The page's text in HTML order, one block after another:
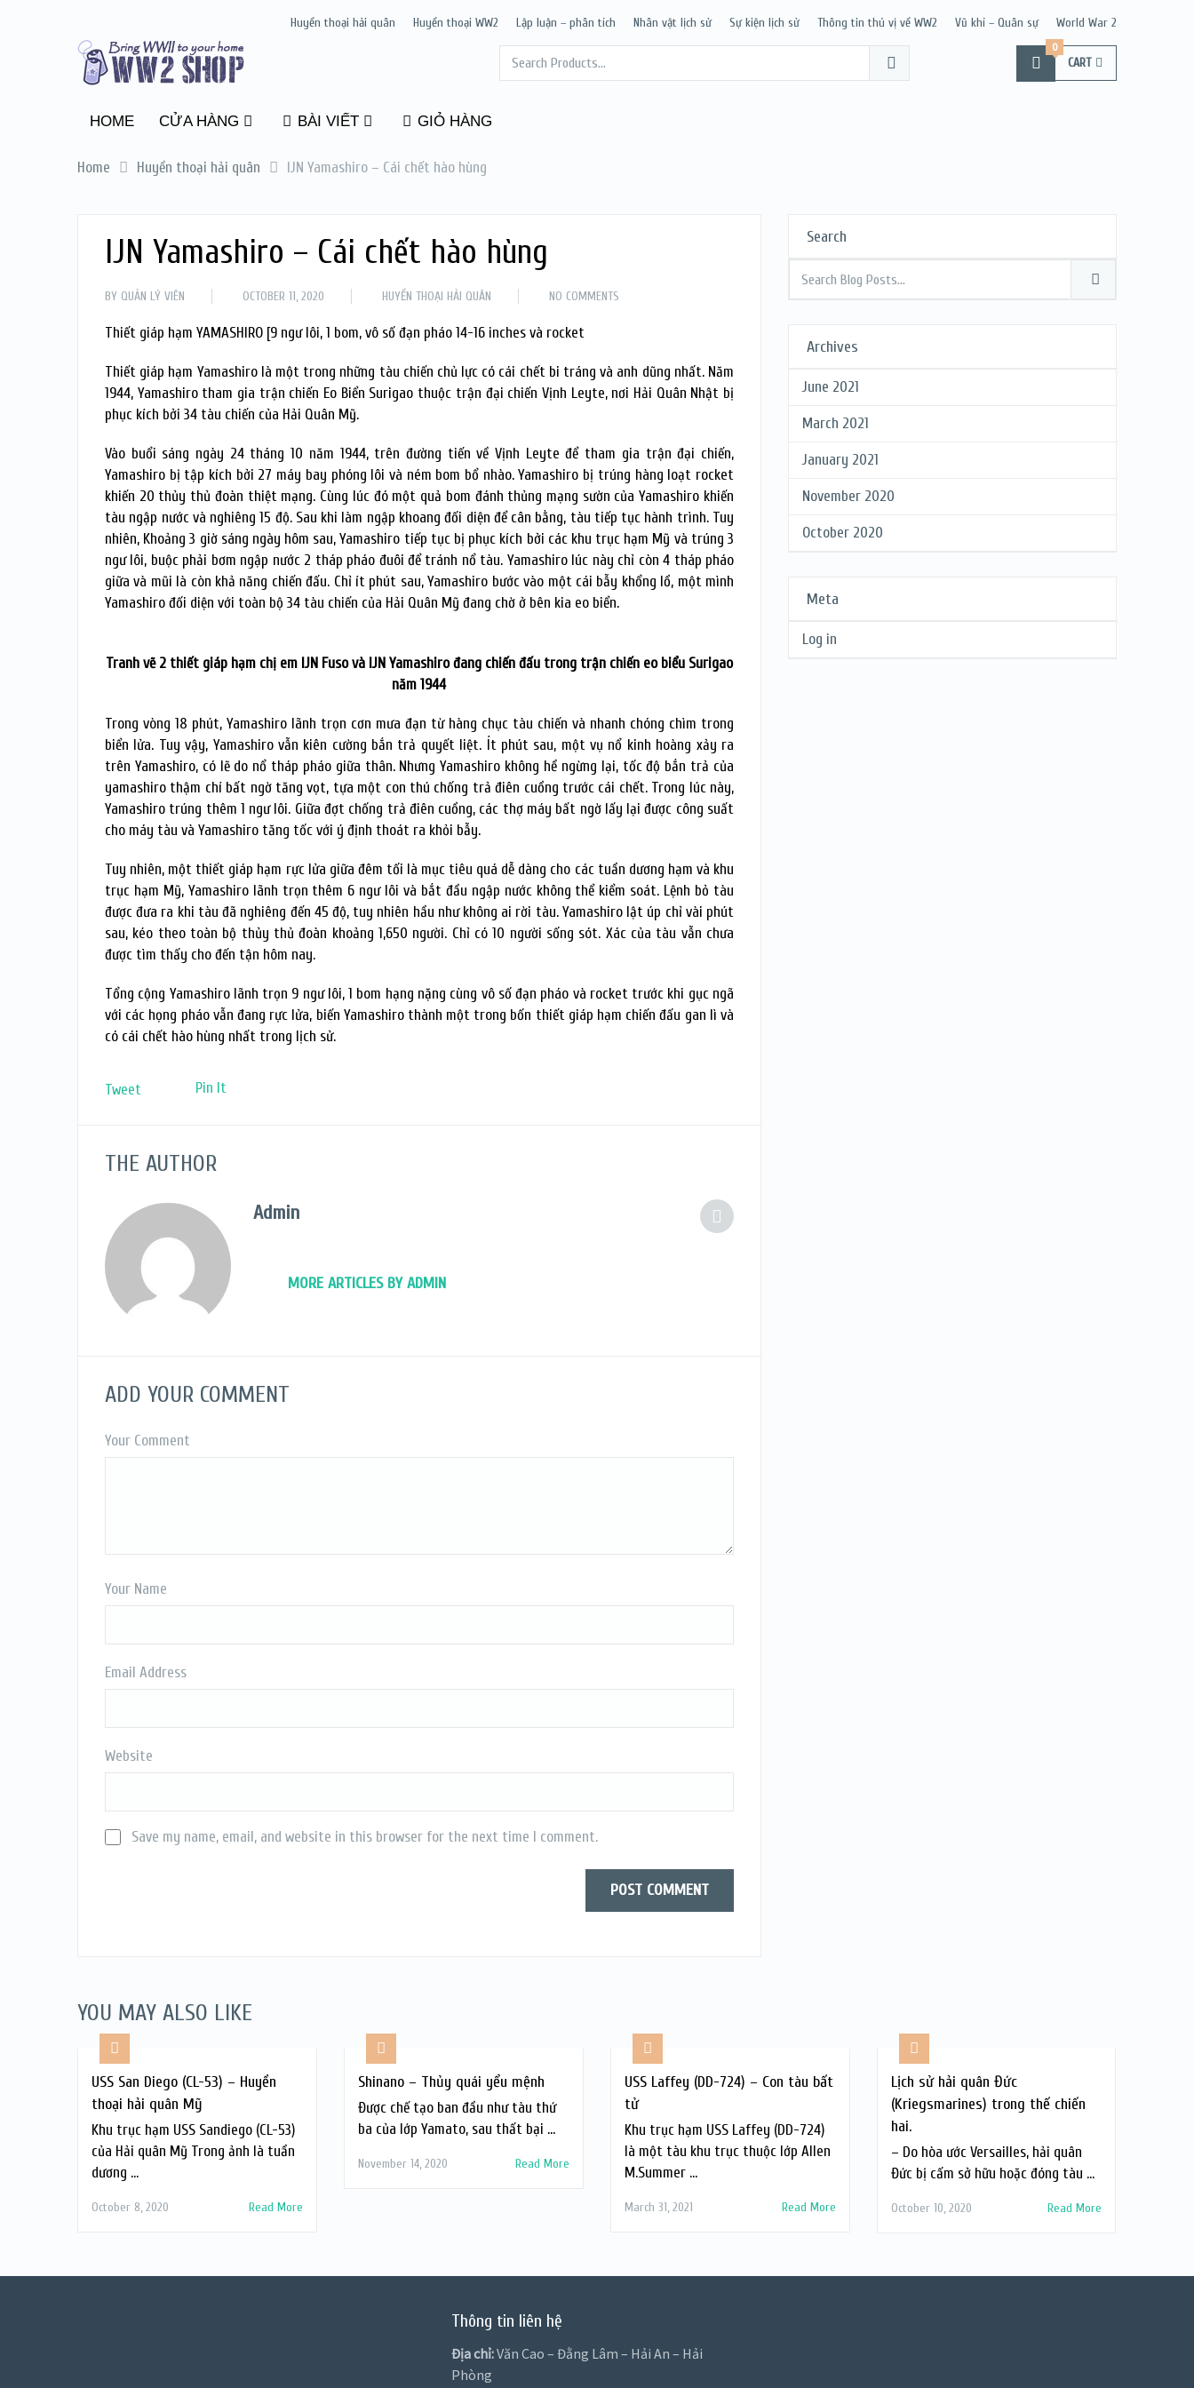
Huyền thoại hải quân Huyền thoại WW2 Lập luận – phân tích Nhân vật lịch sử Sự kiện lịch sử Thông tin thú vị về WW2 Vũ khí – Quân sự World War 2
CART
0
HOME CỬA HÀNG BÀI VIẾT GIỎ HÀNG
Home Huyền thoại hải quân IJN Yamashiro – Cái chết hào hùng
IJN Yamashiro – Cái chết hào hùng
BY QUẢN LÝ VIÊN OCTOBER 11, 2020 HUYỀN THOẠI HẢI QUÂN NO COMMENTS
Thiết giáp hạm YAMASHIRO [9 ngư lôi, 1 bom, vô số đạn pháo 14-16 inches và rocket
Thiết giáp hạm Yamashiro là một trong những tàu chiến chủ lực có cái chết bi tráng và anh dũng nhất. Năm
1944, Yamashiro tham gia trận chiến Eo Biển Surigao thuộc trận đại chiến Vịnh Leyte, nơi Hải Quân Nhật bị
phục kích bởi 34 tàu chiến của Hải Quân Mỹ.
Vào buổi sáng ngày 24 tháng 10 năm 1944, trên đường tiến về Vịnh Leyte để tham gia trận đại chiến,
Yamashiro bị tập kích bởi 27 máy bay phóng lôi và ném bom bổ nhào. Yamashiro bị trúng hàng loạt rocket
khiến 20 thủy thủ đoàn thiệt mạng. Cùng lúc đó một quả bom đánh thủng mạng sườn của Yamashiro khiến
tàu ngập nước và nghiêng 15 độ. Sau khi làm ngập khoang đối diện để cân bằng, tàu tiếp tục hành trình. Tuy
nhiên, Khoảng 3 giờ sáng ngày hôm sau, Yamashiro tiếp tục bị phục kích bởi các khu trục hạm Mỹ và trúng 3
ngư lôi, buộc phải bơm ngập nước 2 tháp pháo đuôi để tránh nổ tàu. Yamashiro lúc này chỉ còn 4 tháp pháo
giữa và mũi là còn khả năng chiến đấu. Chỉ ít phút sau, Yamashiro bước vào một cái bẫy khổng lồ, một mình
Yamashiro đối diện với toàn bộ 34 tàu chiến của Hải Quân Mỹ đang chờ ở bên kia eo biển.
Tranh vẽ 2 thiết giáp hạm chị em IJN Fuso và IJN Yamashiro đang chiến đấu trong trận chiến eo biểu Surigao
năm 1944
Trong vòng 18 phút, Yamashiro lãnh trọn cơn mưa đạn từ hàng chục tàu chiến và nhanh chóng chìm trong
biển lửa. Tuy vậy, Yamashiro vẫn kiên cường bắn trả quyết liệt. Ít phút sau, một vụ nổ kinh hoàng xảy ra
trên Yamashiro, có lẽ do nổ tháp pháo giữa thân. Nhưng Yamashiro không hề ngừng lại, tốc độ bắn trả của
yamashiro thậm chí bất ngờ tăng vọt, tựa một con thú chống trả điên cuồng trước cái chết. Trong lúc này,
Yamashiro trúng thêm 1 ngư lôi. Giữa đợt chống trả điên cuồng, các thợ máy bất ngờ lấy lại được công suất
cho máy tàu và Yamashiro tăng tốc với ý định thoát ra khỏi bẫy.
Tuy nhiên, một thiết giáp hạm rực lửa giữa đêm tối là mục tiêu quá dễ dàng cho các tuần dương hạm và khu
trục hạm Mỹ, Yamashiro lãnh trọn thêm 6 ngư lôi và bắt đầu ngập nước không thể kiểm soát. Lệnh bỏ tàu
được đưa ra khi tàu đã nghiêng đến 45 độ, tuy nhiên hầu như không ai rời tàu. Yamashiro lật úp chỉ vài phút
sau, kéo theo toàn bộ thủy thủ đoàn khoảng 1,650 người. Chỉ có 10 người sống sót. Xác của tàu vẫn chưa
được tìm thấy cho đến tận hôm nay.
Tổng cộng Yamashiro lãnh trọn 9 ngư lôi, 1 bom hạng nặng cùng vô số đạn pháo và rocket trước khi gục ngã
với các họng pháo vẫn đang rực lửa, biến Yamashiro thành một trong bốn thiết giáp hạm chiến đấu gan lì và
có cái chết hào hùng nhất trong lịch sử.
Tweet Pin It
THE AUTHOR
Admin
MORE ARTICLES BY ADMIN
ADD YOUR COMMENT
Your Comment
Your Name
Email Address
Website
Save my name, email, and website in this browser for the next time I comment.
Search
Archives
June 2021
March 2021
January 2021
November 2020
October 2020
Meta
Log in
YOU MAY ALSO LIKE
USS San Diego (CL-53) – Huyền
thoại hải quân Mỹ
Khu trục hạm USS Sandiego (CL-53)
của Hải quân Mỹ Trong ảnh là tuần
dương …
October 8, 2020 Read More
Shinano – Thủy quái yểu mệnh
Được chế tạo ban đầu như tàu thứ
ba của lớp Yamato, sau thất bại …
November 14, 2020 Read More
USS Laffey (DD-724) – Con tàu bất
tử
Khu trục hạm USS Laffey (DD-724)
là một tàu khu trục thuộc lớp Allen
M.Summer …
March 31, 2021 Read More
Lịch sử hải quân Đức
(Kriegsmarines) trong thế chiến
hai.
– Do hòa ước Versailles, hải quân
Đức bị cấm sở hữu hoặc đóng tàu …
October 10, 2020 Read More
Thông tin liên hệ
Địa chỉ:Văn Cao – Đằng Lâm – Hải An – Hải
Phòng